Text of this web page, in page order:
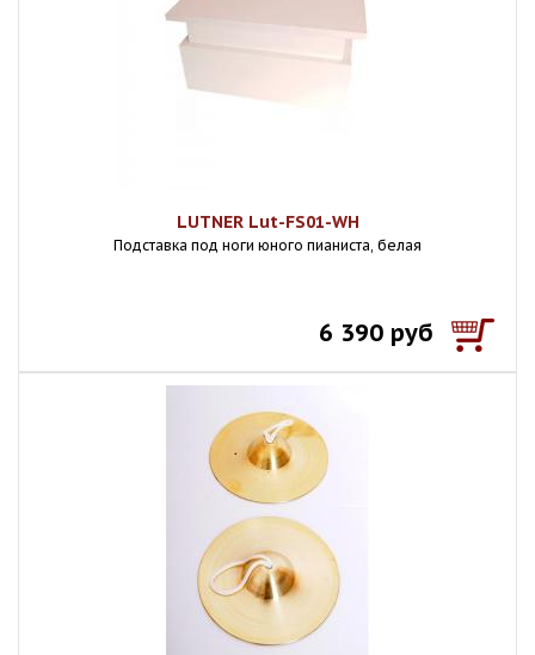
LUTNER Lut-FS01-WH
Подставка под ноги юного пианиста, белая
6 390 руб